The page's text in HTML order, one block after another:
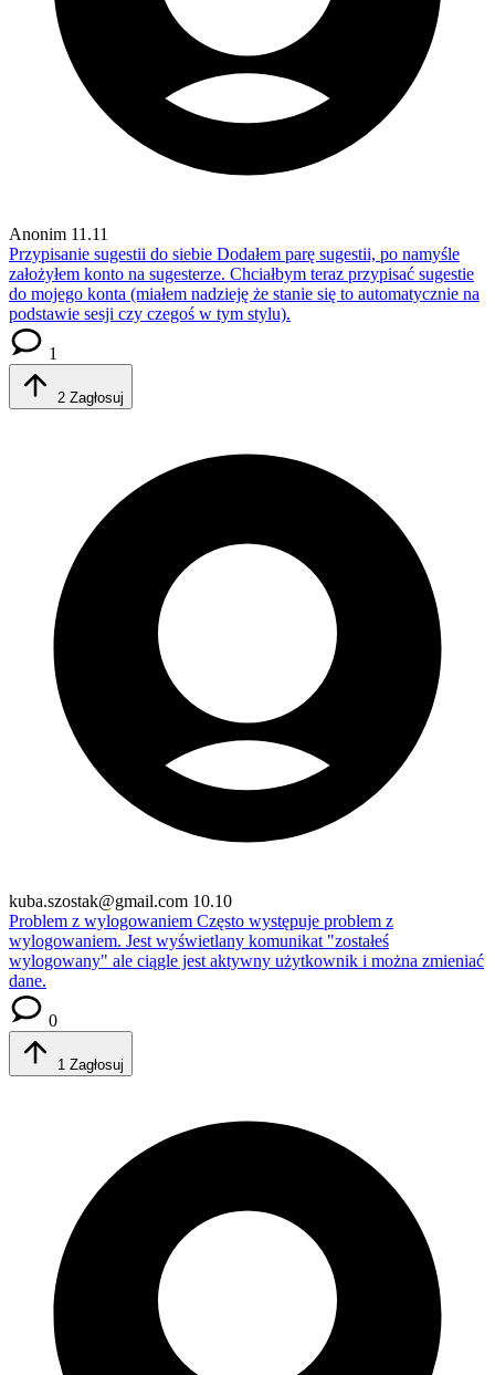
Anonim 11.11
Przypisanie sugestii do siebie Dodałem parę sugestii, po namyśle
założyłem konto na sugesterze. Chciałbym teraz przypisać sugestie
do mojego konta (miałem nadzieję że stanie się to automatycznie na
podstawie sesji czy czegoś w tym stylu).
1
2 Zagłosuj
kuba.szostak@gmail.com 10.10
Problem z wylogowaniem Często występuje problem z
wylogowaniem. Jest wyświetlany komunikat "zostałeś
wylogowany" ale ciągle jest aktywny użytkownik i można zmieniać
dane.
0
1 Zagłosuj